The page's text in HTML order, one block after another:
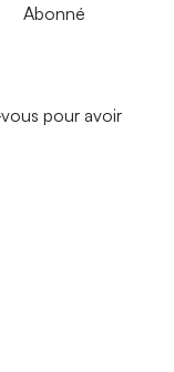
Abonné
pour avoir